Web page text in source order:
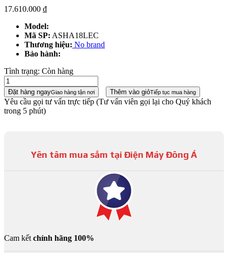
17.610.000 ₫
Model:
Mã SP: ASHA18LEC
Thương hiệu: No brand
Bảo hành:
Tình trạng: Còn hàng
Đặt hàng ngayGiao hàng tận nơi Thêm vào giỏTiếp tục mua hàng
Yêu cầu gọi tư vấn trực tiếp (Tư vấn viên gọi lại cho Quý khách
trong 5 phút)
Yên tâm mua sắm tại Điện Máy Đông Á
Cam kết chính hãng 100%